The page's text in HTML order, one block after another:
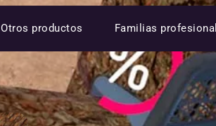
Otros productos Familias